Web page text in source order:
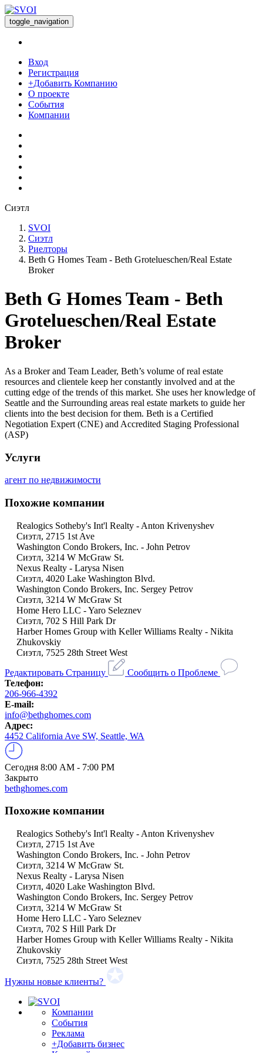
toggle_navigation
Вход
Регистрация
+Добавить Компанию
О проекте
События
Компании
Сиэтл
SVOI
Сиэтл
Риелторы
Beth G Homes Team - Beth Grotelueschen/Real Estate
Broker
Beth G Homes Team - Beth
Grotelueschen/Real Estate
Broker
As a Broker and Team Leader, Beth’s volume of real estate
resources and clientele keep her constantly involved and at the
cutting edge of the trends of this market. She uses her knowledge of
Seattle and the Surrounding areas real estate markets to guide her
clients into the best decision for them. Beth is a Certified
Negotiation Expert (CNE) and Accredited Staging Professional
(ASP)
Услуги
агент по недвижимости
Похожие компании
Realogics Sotheby's Int'l Realty - Anton Krivenyshev
Сиэтл, 2715 1st Ave
Washington Condo Brokers, Inc. - John Petrov
Сиэтл, 3214 W McGraw St.
Nexus Realty - Larysa Nisen
Сиэтл, 4020 Lake Washington Blvd.
Washington Condo Brokers, Inc. Sergey Petrov
Сиэтл, 3214 W McGraw St
Home Hero LLC - Yaro Seleznev
Сиэтл, 702 S Hill Park Dr
Harber Homes Group with Keller Williams Realty - Nikita
Zhukovskiy
Сиэтл, 7525 28th Street West
Редактировать Страницу
Сообщить о Проблеме
Телефон:
206-966-4392
E-mail:
info@bethghomes.com
Адрес:
4452 California Ave SW, Seattle, WA
Сегодня 8:00 AM - 7:00 PM
Закрыто
bethghomes.com
Похожие компании
Realogics Sotheby's Int'l Realty - Anton Krivenyshev
Сиэтл, 2715 1st Ave
Washington Condo Brokers, Inc. - John Petrov
Сиэтл, 3214 W McGraw St.
Nexus Realty - Larysa Nisen
Сиэтл, 4020 Lake Washington Blvd.
Washington Condo Brokers, Inc. Sergey Petrov
Сиэтл, 3214 W McGraw St
Home Hero LLC - Yaro Seleznev
Сиэтл, 702 S Hill Park Dr
Harber Homes Group with Keller Williams Realty - Nikita
Zhukovskiy
Сиэтл, 7525 28th Street West
Нужны новые клиенты?
Компании
События
Реклама
+Добавить бизнес